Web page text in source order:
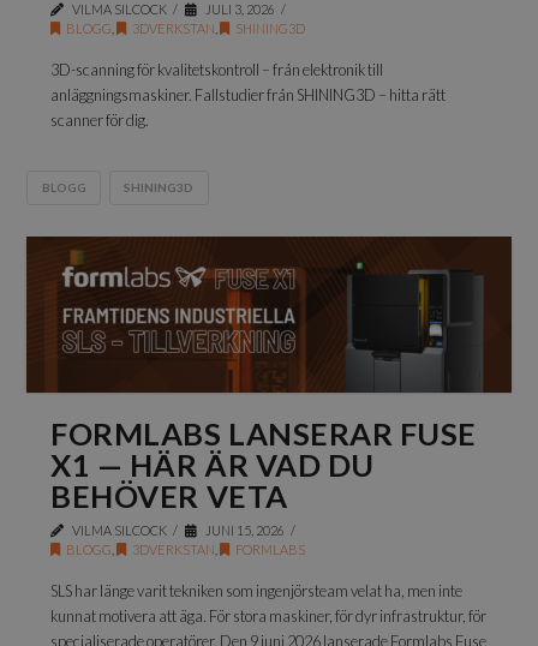
VILMA SILCOCK
JULI 3, 2026
BLOGG
3DVERKSTAN SHINING3D
3D-scanning för kvalitetskontroll – från elektronik till
anläggningsmaskiner. Fallstudier från SHINING3D – hitta rätt
scanner för dig.
BLOGG SHINING3D
FORMLABS LANSERAR FUSE
X1 — HÄR ÄR VAD DU
BEHÖVER VETA
VILMA SILCOCK
JUNI 15, 2026
BLOGG
3DVERKSTAN FORMLABS
SLS har länge varit tekniken som ingenjörsteam velat ha, men inte
kunnat motivera att äga. För stora maskiner, för dyr infrastruktur, för
specialiserade operatörer. Den 9 juni 2026 lanserade Formlabs Fuse